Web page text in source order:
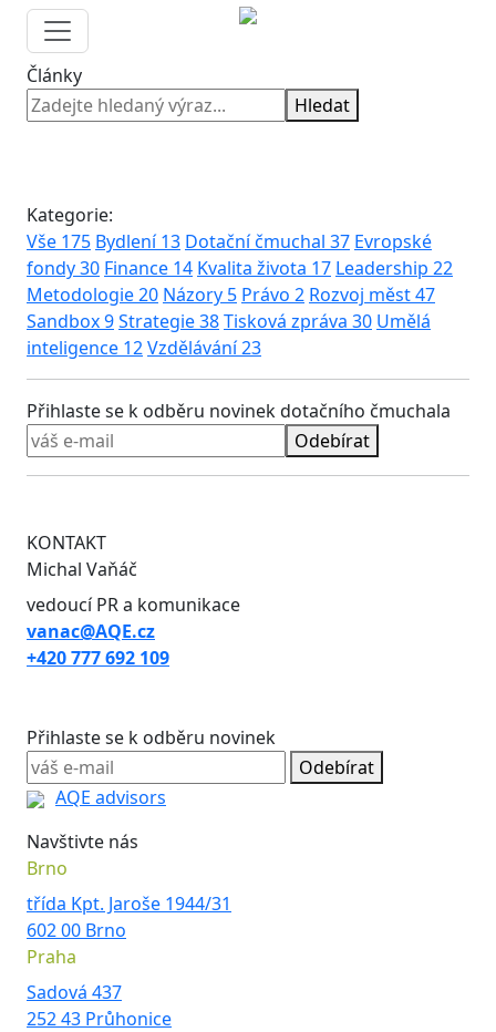
Články
Hledat
Kategorie:
Vše 175 Bydlení13 Dotační čmuchal 37 Evropské
fondy30 Finance 14 Kvalita života 17 Leadership 22
Metodologie20 Názory 5 Právo 2 Rozvoj měst47
Sandbox9Strategie38Tisková zpráva 30 Umělá
inteligence 12Vzdělávání23
Přihlaste se k odběru novinek dotačního čmuchala
Odebírat
KONTAKT
Michal Vaňáč
vedoucí PR a komunikace
vanac@AQE.cz
+420 777 692 109
Přihlaste se k odběru novinek
Odebírat
AQE advisors
Navštivte nás
Brno
třída Kpt. Jaroše 1944/31
602 00 Brno
Praha
Sadová 437
252 43 Průhonice